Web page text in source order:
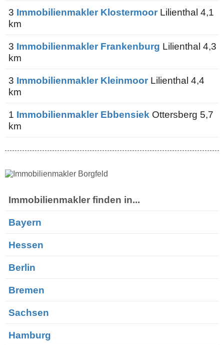
3 Immobilienmakler Klostermoor Lilienthal 4,1
km
3 Immobilienmakler Frankenburg Lilienthal 4,3
km
3 Immobilienmakler Kleinmoor Lilienthal 4,4
km
1 Immobilienmakler Ebbensiek Ottersberg 5,7
km
Immobilienmakler finden in...
Bayern
Hessen
Berlin
Bremen
Sachsen
Hamburg